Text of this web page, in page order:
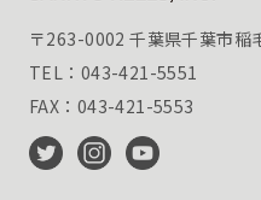
〒263-0002 千葉県千葉市稲
TEL：043-421-5551
FAX：043-421-5553